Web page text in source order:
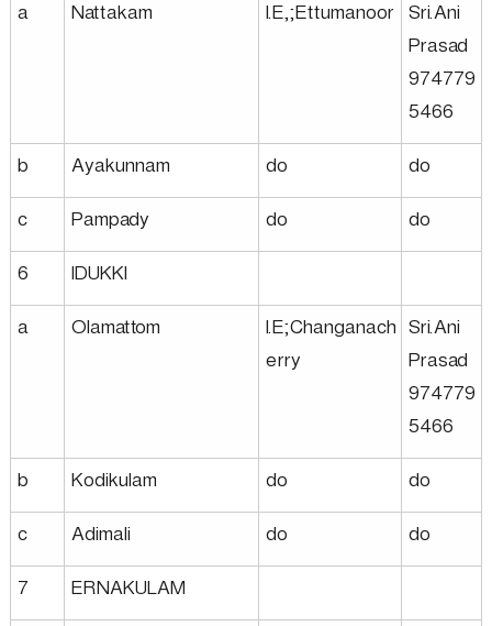
a
Nattakam I.E,;Ettumanoor Sri.Ani
Prasad
974779
5466
b
Ayakunnam do
do
c
Pampady do
do
6
IDUKKI
a
Olamattom
I.E;Changanach
erry
Sri.Ani
Prasad
974779
5466
b
Kodikulam do
do
c
Adimali do
do
7
ERNAKULAM